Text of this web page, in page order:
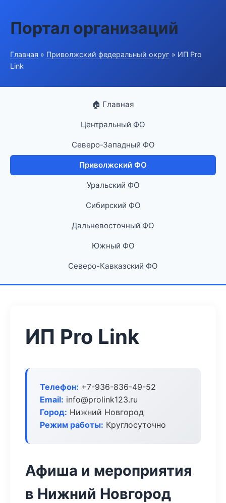
Портал организаций
Главная » Приволжский федеральный округ » ИП Pro
Link
🏠 Главная
Центральный ФО
Северо-Западный ФО
Приволжский ФО
Уральский ФО
Сибирский ФО
Дальневосточный ФО
Южный ФО
Северо-Кавказский ФО
ИП Pro Link
Телефон: +7-936-836-49-52
Email: info@prolink123.ru
Город: Нижний Новгород
Режим работы: Круглосуточно
Афиша и мероприятия
в Нижний Новгород